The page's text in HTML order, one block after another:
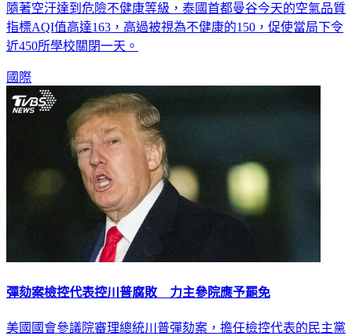
隨著空汙達到危險不健康等級，泰國首都曼谷今天的空氣品質
指標AQI值高達163，高過被視為不健康的150，促使當局下令
近450所學校關閉一天。
國際
彈劾案檢控代表控川普腐敗 力主參院應予罷免
美國國會參議院審理總統川普彈劾案，擔任檢控代表的民主黨